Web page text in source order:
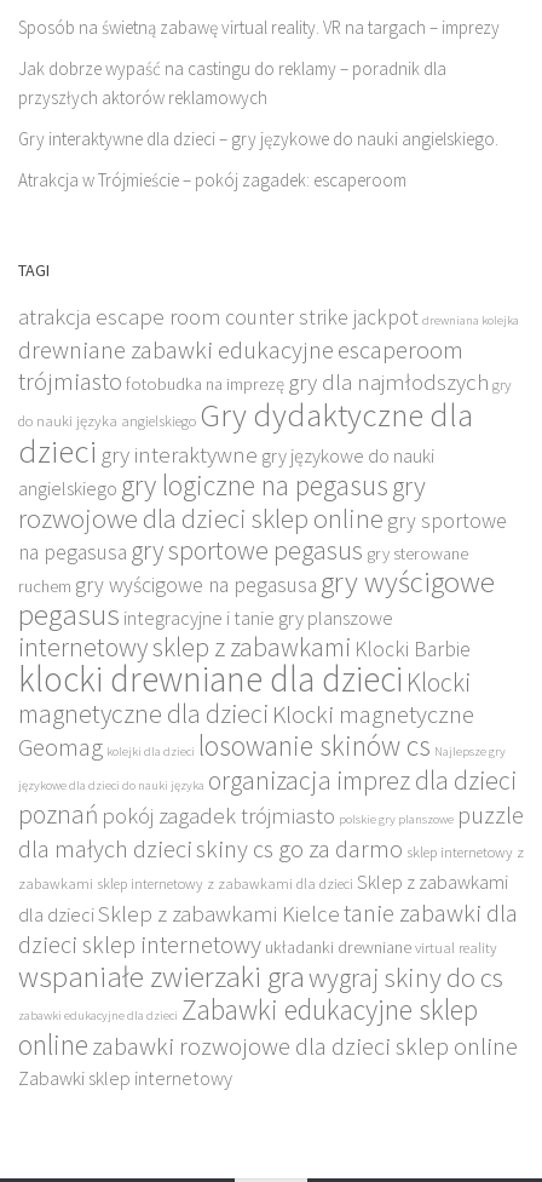
Sposób na świetną zabawę virtual reality. VR na targach – imprezy
Jak dobrze wypaść na castingu do reklamy – poradnik dla
przyszłych aktorów reklamowych
Gry interaktywne dla dzieci – gry językowe do nauki angielskiego.
Atrakcja w Trójmieście – pokój zagadek: escaperoom
TAGI
atrakcja escape room counter strike jackpot drewniana kolejka
drewniane zabawki edukacyjneescaperoom
trójmiasto fotobudka na imprezę gry dla najmłodszych gry
do nauki języka angielskiego Gry dydaktyczne dla
dzieci gry interaktywne gry językowe do nauki
angielskiego gry logiczne na pegasus gry
rozwojowe dla dzieci sklep online gry sportowe
na pegasusa gry sportowe pegasus gry sterowane
ruchem gry wyścigowe na pegasusa gry wyścigowe
pegasus integracyjne i tanie gry planszowe
internetowy sklep z zabawkami Klocki Barbie
klocki drewniane dla dzieci Klocki
magnetyczne dla dzieci Klocki magnetyczne
Geomag kolejki dla dzieci losowanie skinów cs Najlepsze gry
językowe dla dzieci do nauki języka organizacja imprez dla dzieci
poznań pokój zagadek trójmiasto polskie gry planszowe puzzle
dla małych dzieciskiny cs go za darmo sklep internetowy z
zabawkami sklep internetowy z zabawkami dla dzieci Sklep z zabawkami
dla dzieciSklep z zabawkami Kielcetanie zabawki dla
dzieci sklep internetowy układanki drewniane virtual reality
wspaniałe zwierzaki grawygraj skiny do cs
zabawki edukacyjne dla dzieci Zabawki edukacyjne sklep
onlinezabawki rozwojowe dla dzieci sklep online
Zabawki sklep internetowy